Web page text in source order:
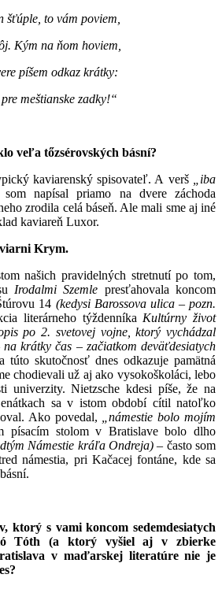
šťúple, to vám poviem,
Kým na ňom hoviem,
píšem odkaz krátky:
meštianske zadky!“
veľa tőzsérovských básní?
kaviarenský spisovateľ. A verš
„iba
som napísal priamo na dvere záchoda
zrodila celá báseň. Ale mali sme aj iné
kaviareň Luxor.
Krym.
našich pravidelných stretnutí po tom,
Irodalmi Szemle presťahovala koncom
14 (kedysi Barossova ulica – pozn.
literárneho týždenníka Kultúrny život
po 2. svetovej vojne, ktorý vychádzal
krátky čas – začiatkom deväťdesiatych
túto skutočnosť dnes odkazuje pamätná
chodievali už aj ako vysokoškoláci, lebo
univerzity. Nietzsche kdesi píše, že na
sa v istom období cítil natoľko
Ako povedal,
„námestie bolo mojím
písacím stolom v Bratislave bolo dlho
Námestie kráľa Ondreja)– často som
námestia, pri Kačacej fontáne, kde sa
ktorý s vami koncom sedemdesiatych
Tóth (a ktorý vyšiel aj v zbierke
v maďarskej literatúre nie je